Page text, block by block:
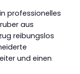
professionelles
aus
reibungslos
und einen